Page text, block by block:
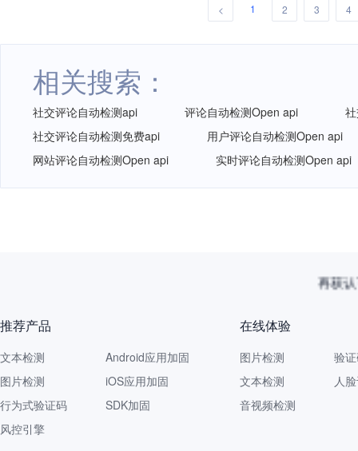
< 1 2 3 4
相关搜索：
社交评论自动检测api 评论自动检测Open api
社交评论自动检测免费api
用户评论自动检测Open api
网站评论自动检测Open api
实时评论自动检测Open api
再获
推荐产品
文本检测
图片检测
行为式验证码
风控引擎
Android应用加固
iOS应用加固
SDK加固
在线体验
图片检测
文本检测
音视频检测
验
人